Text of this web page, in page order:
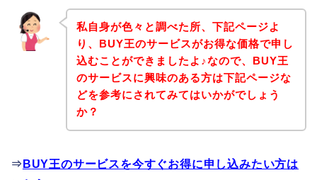
私自身が色々と調べた所、下記ページよ
り、BUY王のサービスがお得な価格で申し
込むことができましたよ♪なので、BUY王
のサービスに興味のある方は下記ページな
どを参考にされてみてはいかがでしょう
か？
⇒ BUY王のサービスを今すぐお得に申し込みたい方は